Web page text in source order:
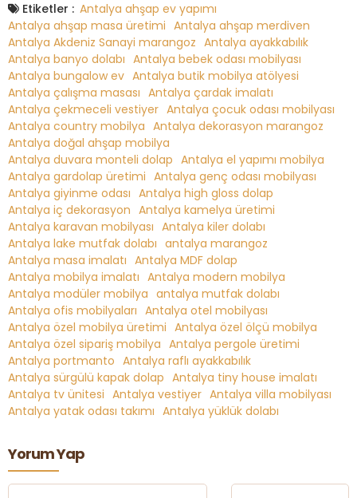
Etiketler : Antalya ahşap ev yapımı
Antalya ahşap masa üretimi Antalya ahşap merdiven
Antalya Akdeniz Sanayi marangoz Antalya ayakkabılık
Antalya banyo dolabı Antalya bebek odası mobilyası
Antalya bungalow ev Antalya butik mobilya atölyesi
Antalya çalışma masası Antalya çardak imalatı
Antalya çekmeceli vestiyer Antalya çocuk odası mobilyası
Antalya country mobilya Antalya dekorasyon marangoz
Antalya doğal ahşap mobilya
Antalya duvara monteli dolap Antalya el yapımı mobilya
Antalya gardolap üretimi Antalya genç odası mobilyası
Antalya giyinme odası Antalya high gloss dolap
Antalya iç dekorasyon Antalya kamelya üretimi
Antalya karavan mobilyası Antalya kiler dolabı
Antalya lake mutfak dolabı antalya marangoz
Antalya masa imalatı Antalya MDF dolap
Antalya mobilya imalatı Antalya modern mobilya
Antalya modüler mobilya antalya mutfak dolabı
Antalya ofis mobilyaları Antalya otel mobilyası
Antalya özel mobilya üretimi Antalya özel ölçü mobilya
Antalya özel sipariş mobilya Antalya pergole üretimi
Antalya portmanto Antalya raflı ayakkabılık
Antalya sürgülü kapak dolap Antalya tiny house imalatı
Antalya tv ünitesi Antalya vestiyer Antalya villa mobilyası
Antalya yatak odası takımı Antalya yüklük dolabı
Yorum Yap